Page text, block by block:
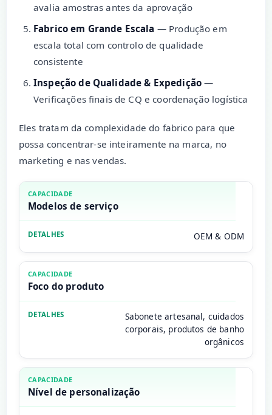
avalia amostras antes da aprovação
Fabrico em Grande Escala — Produção em
escala total com controlo de qualidade
consistente
Inspeção de Qualidade & Expedição —
Verificações finais de CQ e coordenação logística
Eles tratam da complexidade do fabrico para que
possa concentrar-se inteiramente na marca, no
marketing e nas vendas.
Modelos de serviço
OEM & ODM
Foco do produto
Sabonete artesanal, cuidados
corporais, produtos de banho
orgânicos
Nível de personalização